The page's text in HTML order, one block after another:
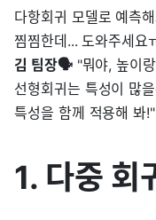
다항회귀 모델로 예측
찜찜한데... 도와주세요
김 팀장🗣️"뭐야, 높이
선형회귀는 특성이 많
특성을 함께 적용해 봐!"
1. 다중 회